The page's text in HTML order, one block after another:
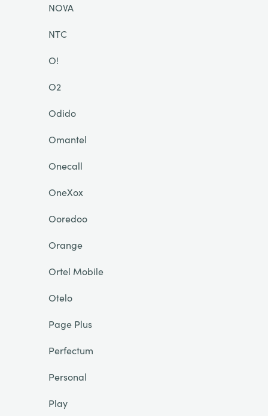
NOVA
NTC
O!
O2
Odido
Omantel
Onecall
OneXox
Ooredoo
Orange
Ortel Mobile
Otelo
Page Plus
Perfectum
Personal
Play